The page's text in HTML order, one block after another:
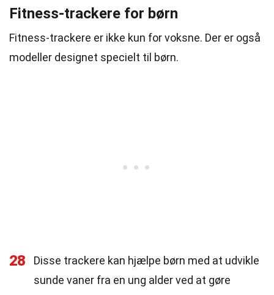
Fitness-trackere for børn
Fitness-trackere er ikke kun for voksne. Der er også
modeller designet specielt til børn.
28
Disse trackere kan hjælpe børn med at udvikle
sunde vaner fra en ung alder ved at gøre